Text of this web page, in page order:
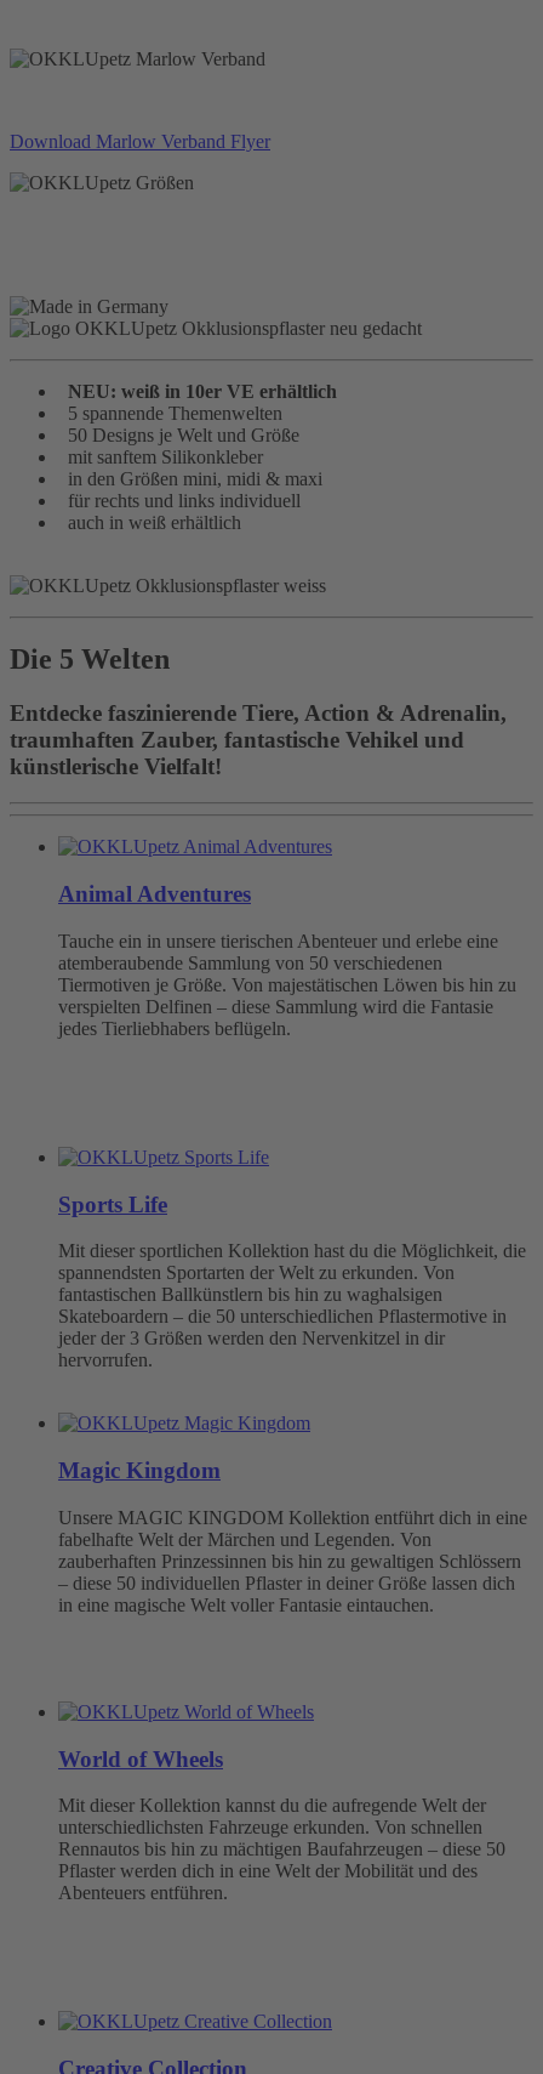
Download Marlow Verband Flyer
NEU: weiß in 10er VE erhältlich
5 spannende Themenwelten
50 Designs je Welt und Größe
mit sanftem Silikonkleber
in den Größen mini, midi & maxi
für rechts und links individuell
auch in weiß erhältlich
Die 5 Welten
Entdecke faszinierende Tiere, Action & Adrenalin,
traumhaften Zauber, fantastische Vehikel und
künstlerische Vielfalt!
Animal Adventures
Tauche ein in unsere tierischen Abenteuer und erlebe eine
atemberaubende Sammlung von 50 verschiedenen
Tiermotiven je Größe. Von majestätischen Löwen bis hin zu
verspielten Delfinen – diese Sammlung wird die Fantasie
jedes Tierliebhabers beflügeln.
Sports Life
Mit dieser sportlichen Kollektion hast du die Möglichkeit, die
spannendsten Sportarten der Welt zu erkunden. Von
fantastischen Ballkünstlern bis hin zu waghalsigen
Skateboardern – die 50 unterschiedlichen Pflastermotive in
jeder der 3 Größen werden den Nervenkitzel in dir
hervorrufen.
Magic Kingdom
Unsere MAGIC KINGDOM Kollektion entführt dich in eine
fabelhafte Welt der Märchen und Legenden. Von
zauberhaften Prinzessinnen bis hin zu gewaltigen Schlössern
– diese 50 individuellen Pflaster in deiner Größe lassen dich
in eine magische Welt voller Fantasie eintauchen.
World of Wheels
Mit dieser Kollektion kannst du die aufregende Welt der
unterschiedlichsten Fahrzeuge erkunden. Von schnellen
Rennautos bis hin zu mächtigen Baufahrzeugen – diese 50
Pflaster werden dich in eine Welt der Mobilität und des
Abenteuers entführen.
Creative Collection